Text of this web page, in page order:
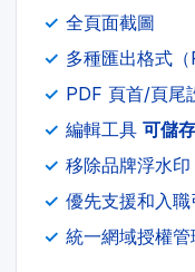
全頁面截圖
多種匯出格式（
PDF 頁首/頁尾
編輯工具 可儲存
移除品牌浮水印
優先支援和入職
統一網域授權管